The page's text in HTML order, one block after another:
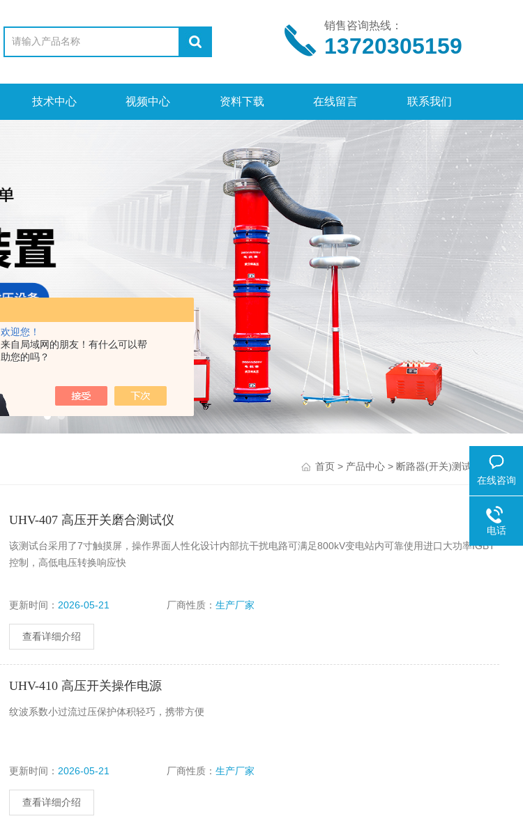
欢迎您！
来自局域网的朋友！有什么可以帮
助您的吗？
销售咨询热线：
13720305159
技术中心 视频中心 资料下载 在线留言 联系我们
首页 > 产品中心 > 断路器(开关)测试仪器>
UHV-407 高压开关磨合测试仪
该测试台采用了7寸触摸屏，操作界面人性化设计内部抗干扰电路可满足800kV变电站内可靠使用进口大功率IGBT
控制，高低电压转换响应快
更新时间： 2026-05-21 厂商性质：生产厂家
查看详细介绍
UHV-410 高压开关操作电源
纹波系数小过流过压保护体积轻巧，携带方便
更新时间： 2026-05-21 厂商性质：生产厂家
查看详细介绍
在线咨询
电话